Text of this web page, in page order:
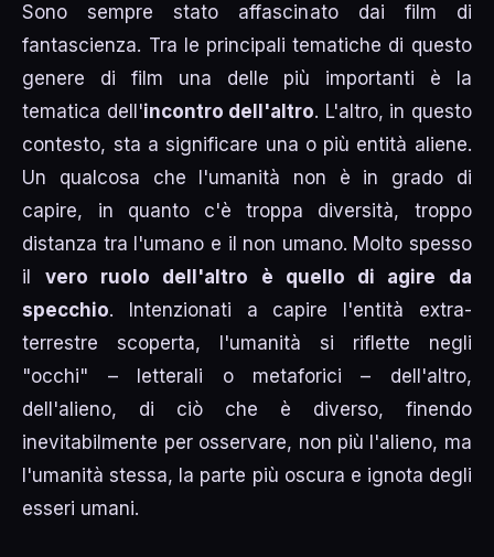
Sono sempre stato affascinato dai film di
fantascienza. Tra le principali tematiche di questo
genere di film una delle più importanti è la
tematica dell'incontro dell'altro. L'altro, in questo
contesto, sta a significare una o più entità aliene.
Un qualcosa che l'umanità non è in grado di
capire, in quanto c'è troppa diversità, troppo
distanza tra l'umano e il non umano. Molto spesso
il vero ruolo dell'altro è quello di agire da
specchio. Intenzionati a capire l'entità extra-
terrestre scoperta, l'umanità si riflette negli
"occhi" – letterali o metaforici – dell'altro,
dell'alieno, di ciò che è diverso, finendo
inevitabilmente per osservare, non più l'alieno, ma
l'umanità stessa, la parte più oscura e ignota degli
esseri umani.